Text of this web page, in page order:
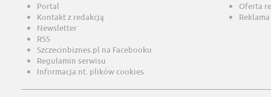
Portal
Kontakt z redakcją
Newsletter
RSS
Szczecinbiznes.pl na Facebooku
Regulamin serwisu
Informacja nt. plików cookies
Oferta